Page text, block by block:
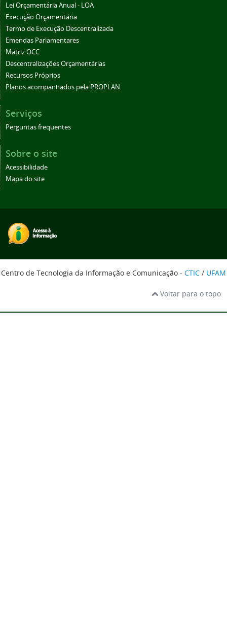
Lei Orçamentária Anual - LOA
Execução Orçamentária
Termo de Execução Descentralizada
Emendas Parlamentares
Matriz OCC
Descentralizações Orçamentárias
Recursos Próprios
Planos acompanhados pela PROPLAN
Serviços
Perguntas frequentes
Sobre o site
Acessibilidade
Mapa do site
Centro de Tecnologia da Informação e Comunicação - CTIC / UFAM
Voltar para o topo